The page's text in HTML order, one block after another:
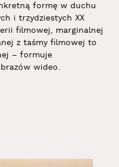
formę w duchu
i trzydziestych XX
filmowej, marginalnej
z taśmy filmowej to
– formuje
wideo.